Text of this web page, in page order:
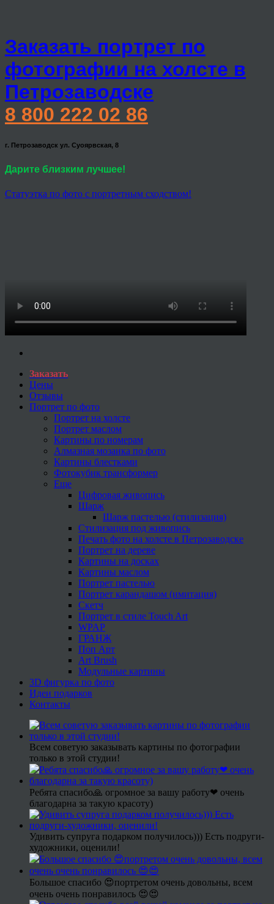
Заказать портрет по
фотографии на холсте в
Петрозаводске
8 800 222 02 86
г. Петрозаводск ул. Суоярвская, 8
Дарите близким лучшее!
Статуэтка по фото с портретным сходством!
Заказать
Цены
Отзывы
Портрет по фото
Портрет на холсте
Портрет маслом
Картины по номерам
Алмазная мозаика по фото
Картины блестками
Фотокубик трансформер
Еще
Цифровая живопись
Шарж
Шарж пастелью (стилизация)
Стилизация под живопись
Печать фото на холсте в Петрозаводске
Портрет на дереве
Картины на досках
Картины маслом
Портрет пастелью
Портрет карандашом (имитация)
Скетч
Портрет в стиле Touch Art
WPAP
ГРАНЖ
Поп Арт
Art Brush
Модульные картины
3D фигурка по фото
Идеи подарков
Контакты
Всем советую заказывать картины по фотографии
только в этой студии!
Ребята спасибо🙏 огромное за вашу работу❤ очень
благодарна за такую красоту)
Удивить супруга подарком получилось))) Есть подруги-
художники, оценили!
Большое спасибо 😍портретом очень довольны, всем
очень очень понравилось 😍😍